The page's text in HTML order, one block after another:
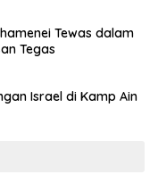
Tewas dalam
Tegas
Israel di Kamp Ain